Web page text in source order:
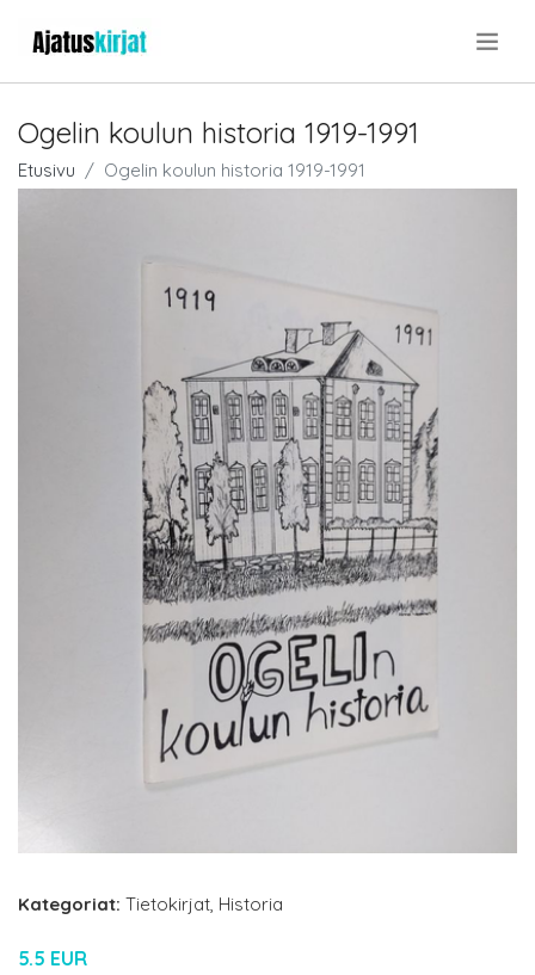
Ogelin koulun historia 1919-1991
Etusivu Ogelin koulun historia 1919-1991
Kategoriat: Tietokirjat, Historia
5.5 EUR